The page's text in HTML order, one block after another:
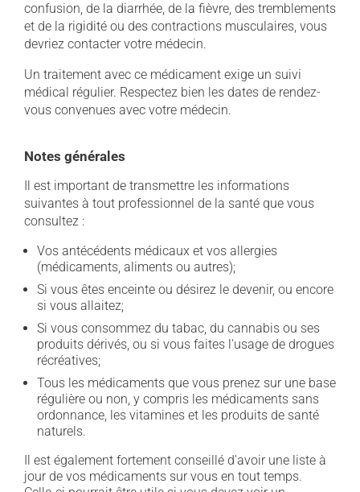
confusion, de la diarrhée, de la fièvre, des tremblements
et de la rigidité ou des contractions musculaires, vous
devriez contacter votre médecin.
Un traitement avec ce médicament exige un suivi
médical régulier. Respectez bien les dates de rendez-
vous convenues avec votre médecin.
Notes générales
Il est important de transmettre les informations
suivantes à tout professionnel de la santé que vous
consultez :
Vos antécédents médicaux et vos allergies
(médicaments, aliments ou autres);
Si vous êtes enceinte ou désirez le devenir, ou encore
si vous allaitez;
Si vous consommez du tabac, du cannabis ou ses
produits dérivés, ou si vous faites l'usage de drogues
récréatives;
Tous les médicaments que vous prenez sur une base
régulière ou non, y compris les médicaments sans
ordonnance, les vitamines et les produits de santé
naturels.
Il est également fortement conseillé d'avoir une liste à
jour de vos médicaments sur vous en tout temps.